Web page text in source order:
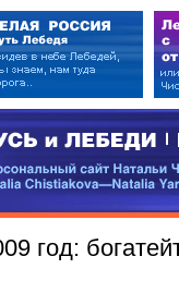
и ЛЕБЕДИ | RUSI —
сайт Натальи
год: